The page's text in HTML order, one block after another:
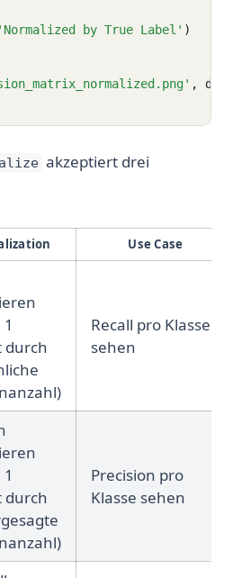
'Normalized by True Label' )
, dpi
akzeptiert drei
Use Case
durch
Recall pro Klasse
sehen
durch
Precision pro
Klasse sehen